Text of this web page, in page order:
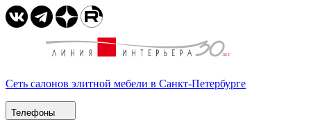
Сеть салонов элитной мебели в Санкт-Петербурге
Телефоны